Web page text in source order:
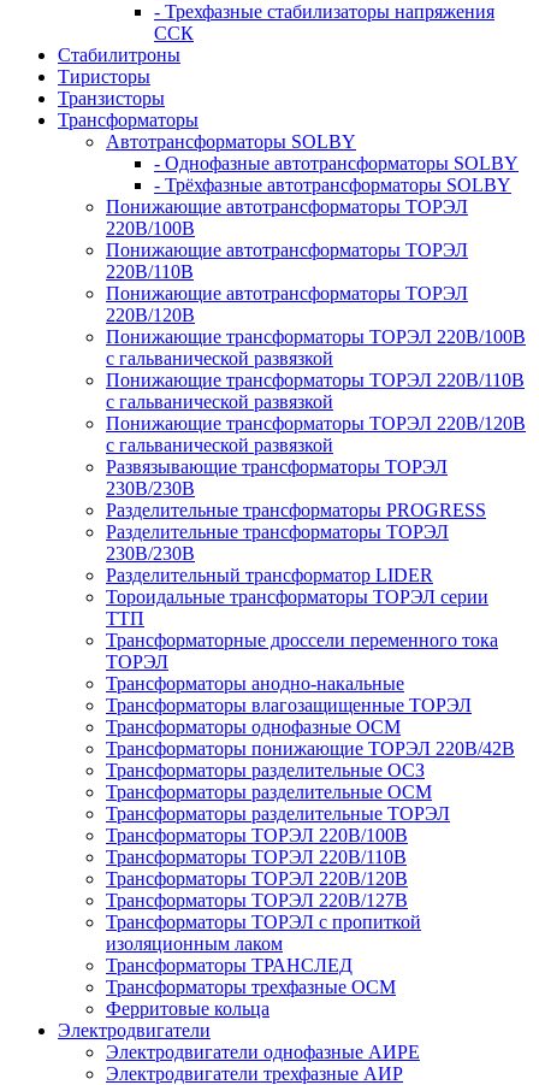
- Трехфазные стабилизаторы напряжения
ССК
Стабилитроны
Тиристоры
Транзисторы
Трансформаторы
Автотрансформаторы SOLBY
- Однофазные автотрансформаторы SOLBY
- Трёхфазные автотрансформаторы SOLBY
Понижающие автотрансформаторы ТОРЭЛ
220В/100В
Понижающие автотрансформаторы ТОРЭЛ
220В/110В
Понижающие автотрансформаторы ТОРЭЛ
220В/120В
Понижающие трансформаторы ТОРЭЛ 220В/100В
с гальванической развязкой
Понижающие трансформаторы ТОРЭЛ 220В/110В
с гальванической развязкой
Понижающие трансформаторы ТОРЭЛ 220В/120В
с гальванической развязкой
Развязывающие трансформаторы ТОРЭЛ
230В/230В
Разделительные трансформаторы PROGRESS
Разделительные трансформаторы ТОРЭЛ
230В/230В
Разделительный трансформатор LIDER
Тороидальные трансформаторы ТОРЭЛ серии
ТТП
Трансформаторные дроссели переменного тока
ТОРЭЛ
Трансформаторы анодно-накальные
Трансформаторы влагозащищенные ТОРЭЛ
Трансформаторы однофазные ОСМ
Трансформаторы понижающие ТОРЭЛ 220В/42В
Трансформаторы разделительные ОСЗ
Трансформаторы разделительные ОСМ
Трансформаторы разделительные ТОРЭЛ
Трансформаторы ТОРЭЛ 220В/100В
Трансформаторы ТОРЭЛ 220В/110В
Трансформаторы ТОРЭЛ 220В/120В
Трансформаторы ТОРЭЛ 220В/127В
Трансформаторы ТОРЭЛ с пропиткой
изоляционным лаком
Трансформаторы ТРАНСЛЕД
Трансформаторы трехфазные ОСМ
Ферритовые кольца
Электродвигатели
Электродвигатели однофазные АИРЕ
Электродвигатели трехфазные АИР